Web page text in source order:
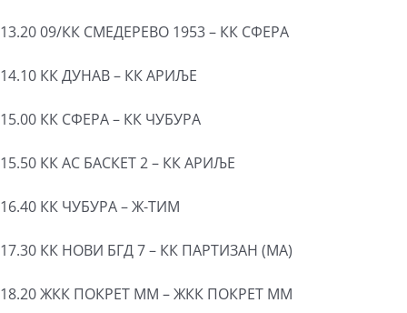
13.20 09/КК СМЕДЕРЕВО 1953 – КК СФЕРА
14.10 КК ДУНАВ – КК АРИЉЕ
15.00 КК СФЕРА – КК ЧУБУРА
15.50 КК АС БАСКЕТ 2 – КК АРИЉЕ
16.40 КК ЧУБУРА – Ж-ТИМ
17.30 КК НОВИ БГД 7 – КК ПАРТИЗАН (МА)
18.20 ЖКК ПОКРЕТ ММ – ЖКК ПОКРЕТ ММ